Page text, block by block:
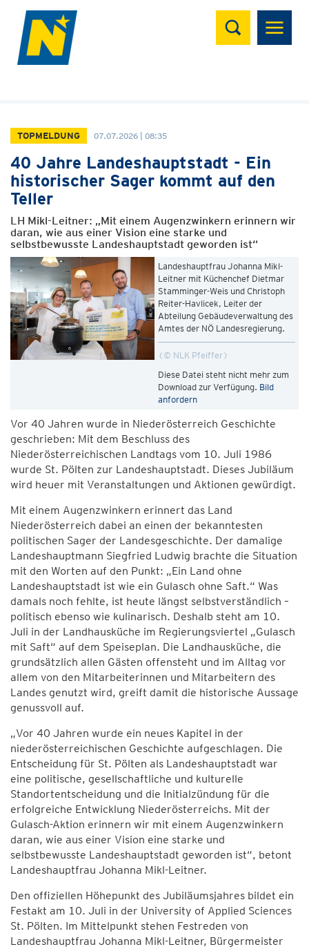
Suchen
TOPMELDUNG 07.07.2026 | 08:35
40 Jahre Landeshauptstadt - Ein
historischer Sager kommt auf den
Teller
LH Mikl-Leitner: „Mit einem Augenzwinkern erinnern wir
daran, wie aus einer Vision eine starke und
selbstbewusste Landeshauptstadt geworden ist“
Landeshauptfrau Johanna Mikl-
Leitner mit Küchenchef Dietmar
Stamminger-Weis und Christoph
Reiter-Havlicek, Leiter der
Abteilung Gebäudeverwaltung des
Amtes der NÖ Landesregierung.
© NLK Pfeiffer
Diese Datei steht nicht mehr zum
Download zur Verfügung. Bild
anfordern
Vor 40 Jahren wurde in Niederösterreich Geschichte
geschrieben: Mit dem Beschluss des
Niederösterreichischen Landtags vom 10. Juli 1986
wurde St. Pölten zur Landeshauptstadt. Dieses Jubiläum
wird heuer mit Veranstaltungen und Aktionen gewürdigt.
Mit einem Augenzwinkern erinnert das Land
Niederösterreich dabei an einen der bekanntesten
politischen Sager der Landesgeschichte. Der damalige
Landeshauptmann Siegfried Ludwig brachte die Situation
mit den Worten auf den Punkt: „Ein Land ohne
Landeshauptstadt ist wie ein Gulasch ohne Saft.“ Was
damals noch fehlte, ist heute längst selbstverständlich –
politisch ebenso wie kulinarisch. Deshalb steht am 10.
Juli in der Landhausküche im Regierungsviertel „Gulasch
mit Saft“ auf dem Speiseplan. Die Landhausküche, die
grundsätzlich allen Gästen offensteht und im Alltag vor
allem von den Mitarbeiterinnen und Mitarbeitern des
Landes genutzt wird, greift damit die historische Aussage
genussvoll auf.
„Vor 40 Jahren wurde ein neues Kapitel in der
niederösterreichischen Geschichte aufgeschlagen. Die
Entscheidung für St. Pölten als Landeshauptstadt war
eine politische, gesellschaftliche und kulturelle
Standortentscheidung und die Initialzündung für die
erfolgreiche Entwicklung Niederösterreichs. Mit der
Gulasch-Aktion erinnern wir mit einem Augenzwinkern
daran, wie aus einer Vision eine starke und
selbstbewusste Landeshauptstadt geworden ist“, betont
Landeshauptfrau Johanna Mikl-Leitner.
Den offiziellen Höhepunkt des Jubiläumsjahres bildet ein
Festakt am 10. Juli in der University of Applied Sciences
St. Pölten. Im Mittelpunkt stehen Festreden von
Landeshauptfrau Johanna Mikl-Leitner, Bürgermeister